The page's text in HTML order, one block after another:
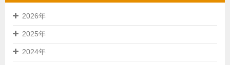
2026年
2025年
2024年